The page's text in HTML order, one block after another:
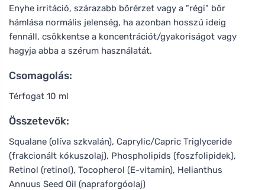
Enyhe irritáció, szárazabb bőrérzet vagy a "régi" bőr
hámlása normális jelenség, ha azonban hosszú ideig
fennáll, csökkentse a koncentrációt/gyakoriságot vagy
hagyja abba a szérum használatát.
Csomagolás:
Térfogat 10 ml
Összetevők:
Squalane (olíva szkvalán), Caprylic/Capric Triglyceride
(frakcionált kókuszolaj), Phospholipids (foszfolipidek),
Retinol (retinol), Tocopherol (E-vitamin), Helianthus
Annuus Seed Oil (napraforgóolaj)